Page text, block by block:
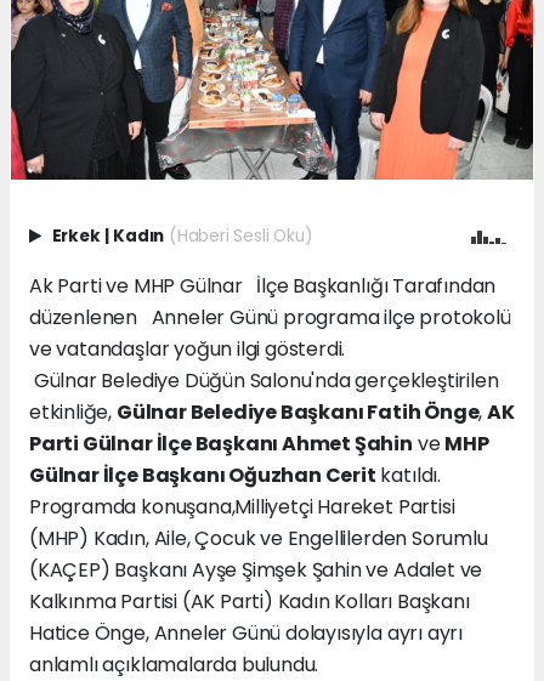
Erkek Kadın (Haberi Sesli Oku)
Ak Parti ve MHP Gülnar İlçe Başkanlığı Tarafından
düzenlenen Anneler Günü programa ilçe protokolü
ve vatandaşlar yoğun ilgi gösterdi.
Gülnar Belediye Düğün Salonu'nda gerçekleştirilen
etkinliğe, Gülnar Belediye Başkanı Fatih Önge,AK
Parti Gülnar İlçe Başkanı Ahmet Şahin veMHP
Gülnar İlçe Başkanı Oğuzhan Cerit katıldı.
Programda konuşana,Milliyetçi Hareket Partisi
(MHP) Kadın, Aile, Çocuk ve Engellilerden Sorumlu
(KAÇEP) Başkanı Ayşe Şimşek Şahin ve Adalet ve
Kalkınma Partisi (AK Parti) Kadın Kolları Başkanı
Hatice Önge, Anneler Günü dolayısıyla ayrı ayrı
anlamlı açıklamalarda bulundu.